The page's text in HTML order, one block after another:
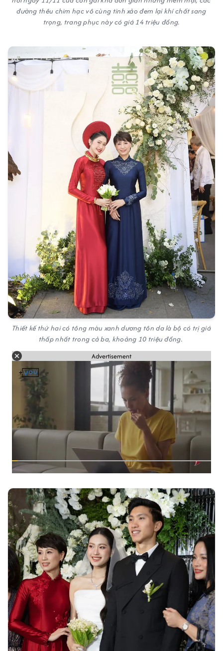
đường thêu chim hạc vô cùng tinh xảo đem lại khí chất sang
trọng, trang phục này có giá 14 triệu đồng.
Thiết kế thứ hai có tông màu xanh dương tôn da là bộ có trị giá
thấp nhất trong cả ba, khoảng 10 triệu đồng.
Advertisement